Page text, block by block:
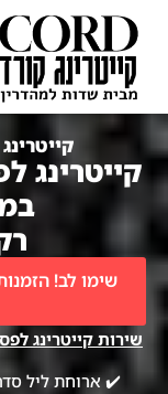
קייטרינג לפסח 2026
רק 140 ₪
שימו לב!
שירות קייטרינג לפסח
✔️ ארוחת ליל